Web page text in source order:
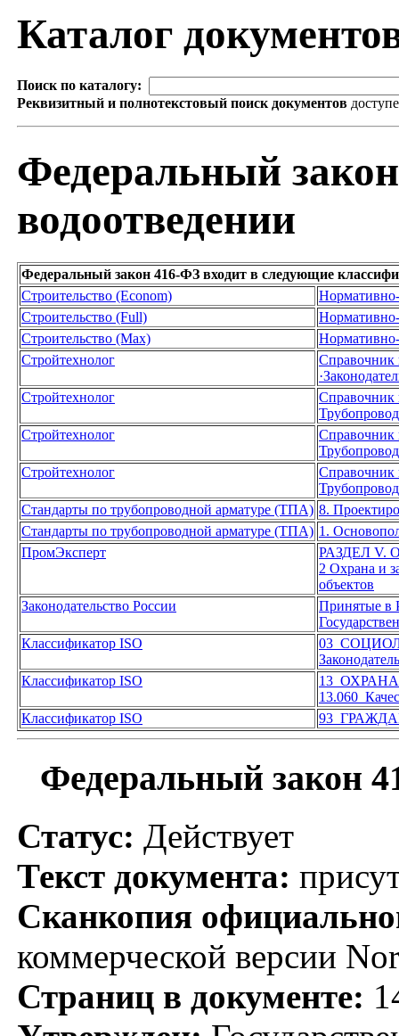
Каталог
Поиск по каталогу:
Реквизитный и полнотекстовый поиск документов
Федеральный
водоотведении
Федеральный закон 416-ФЗ входит в следующие
Строительство (Econom)
Строительство (Full)
Строительство (Max)
Стройтехнолог
Справочник
Стройтехнолог
Справочник
Стройтехнолог
Справочник
Стройтехнолог
Справочник
Стандарты по трубопроводной арматуре (ТПА) 8.
Стандарты по трубопроводной арматуре (ТПА) 1.
ПромЭксперт
РАЗДЕЛ
2 Охрана и
объектов
Законодательство России
Принятые в
Классификатор ISO
03
Классификатор ISO
13
13.060
Классификатор ISO
93
Федеральный закон
Статус: Действует
Текст документа:
Сканкопия
коммерческой версии
Страниц в документе: